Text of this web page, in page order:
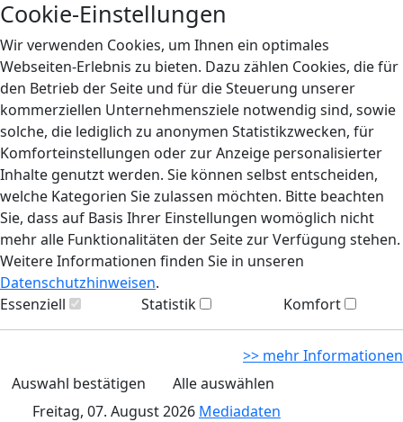
Cookie-Einstellungen
Wir verwenden Cookies, um Ihnen ein optimales
Webseiten-Erlebnis zu bieten. Dazu zählen Cookies, die für
den Betrieb der Seite und für die Steuerung unserer
kommerziellen Unternehmensziele notwendig sind, sowie
solche, die lediglich zu anonymen Statistikzwecken, für
Komforteinstellungen oder zur Anzeige personalisierter
Inhalte genutzt werden. Sie können selbst entscheiden,
welche Kategorien Sie zulassen möchten. Bitte beachten
Sie, dass auf Basis Ihrer Einstellungen womöglich nicht
mehr alle Funktionalitäten der Seite zur Verfügung stehen.
Weitere Informationen finden Sie in unseren
Datenschutzhinweisen.
Essenziell
Statistik Komfort
>> mehr Informationen
Auswahl bestätigen
Alle auswählen
Freitag, 07. August 2026 Mediadaten